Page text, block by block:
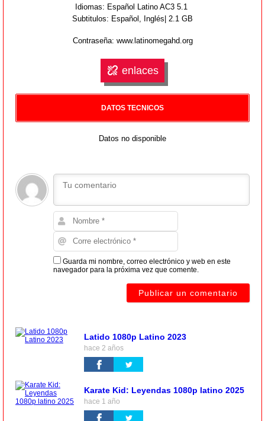
Idiomas: Español Latino AC3 5.1
Subtitulos: Español, Inglés| 2.1 GB
Contraseña: www.latinomegahd.org
enlaces
DATOS TECNICOS
Datos no disponible
Guarda mi nombre, correo electrónico y web en este
navegador para la próxima vez que comente.
Latido 1080p Latino 2023
hace 2 años
Karate Kid: Leyendas 1080p latino 2025
hace 1 año